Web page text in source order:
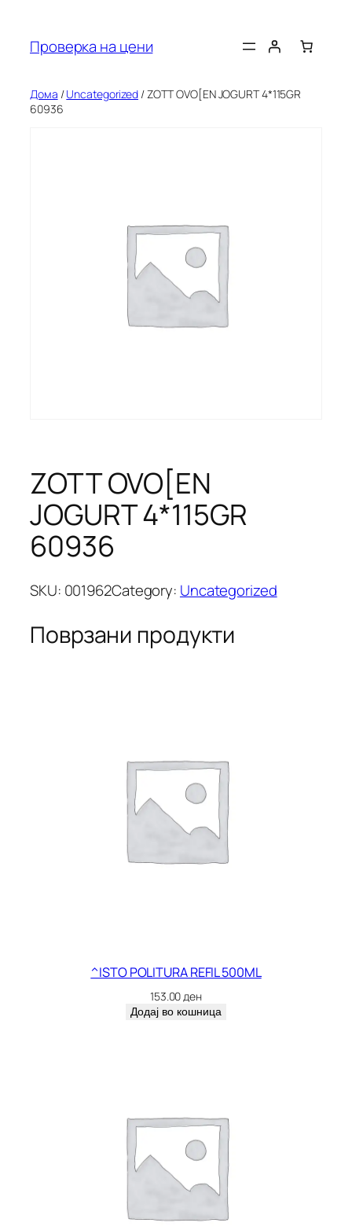
содржината
Проверка на цени
Дома /Uncategorized / ZOTT OVO[EN JOGURT 4*115GR
60936
ZOTT OVO[EN
JOGURT 4*115GR
60936
SKU: 001962Category: Uncategorized
Поврзани продукти
^ISTO POLITURA REFIL 500ML
153.00ден
Додај во кошница